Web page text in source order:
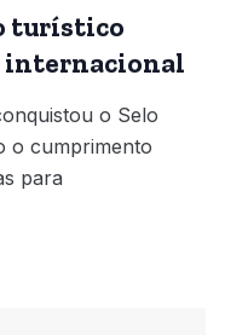
turístico
internacional
o Selo
o cumprimento
para